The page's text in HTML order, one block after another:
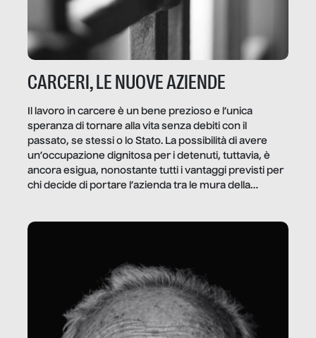
CARCERI, LE NUOVE AZIENDE
Il lavoro in carcere è un bene prezioso e l’unica
speranza di tornare alla vita senza debiti con il
passato, se stessi o lo Stato. La possibilità di avere
un’occupazione dignitosa per i detenuti, tuttavia, è
ancora esigua, nonostante tutti i vantaggi previsti per
chi decide di portare l’azienda tra le mura della